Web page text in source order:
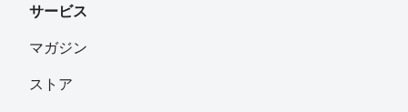
サービス
マガジン
ストア